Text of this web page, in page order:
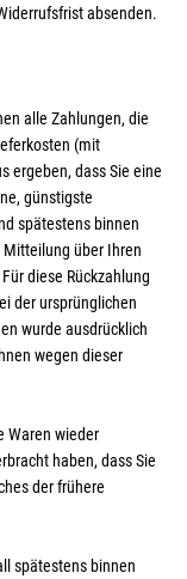
absenden.
alle Zahlungen, die
(mit
ergeben, dass Sie eine
günstigste
spätestens binnen
Mitteilung über Ihren
diese Rückzahlung
der ursprünglichen
wurde ausdrücklich
wegen dieser
Waren wieder
haben, dass Sie
der frühere
spätestens binnen